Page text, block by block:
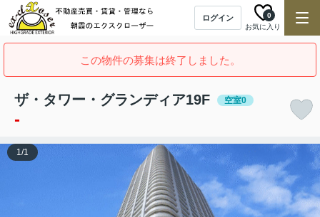
ログイン
お気に入り
0
この物件の募集は終了しました。
ザ・タワー・グランディア19F 空室0
-
1/1